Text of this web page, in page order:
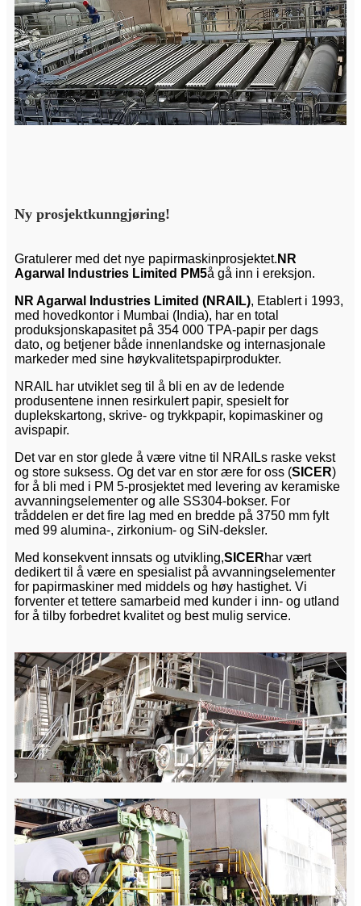
Ny prosjektkunngjøring!
Gratulerer med det nye papirmaskinprosjektet. NR
Agarwal Industries Limited PM5å gå inn i ereksjon.
NR Agarwal Industries Limited (NRAIL), Etablert i 1993,
med hovedkontor i Mumbai (India), har en total
produksjonskapasitet på 354 000 TPA-papir per dags
dato, og betjener både innenlandske og internasjonale
markeder med sine høykvalitetspapirprodukter.
NRAIL har utviklet seg til å bli en av de ledende
produsentene innen resirkulert papir, spesielt for
duplekskartong, skrive- og trykkpapir, kopimaskiner og
avispapir.
Det var en stor glede å være vitne til NRAILs raske vekst
og store suksess. Og det var en stor ære for oss (SICER)
for å bli med i PM 5-prosjektet med levering av keramiske
avvanningselementer og alle SS304-bokser. For
tråddelen er det fire lag med en bredde på 3750 mm fylt
med 99 alumina-, zirkonium- og SiN-deksler.
Med konsekvent innsats og utvikling,SICERhar vært
dedikert til å være en spesialist på avvanningselementer
for papirmaskiner med middels og høy hastighet. Vi
forventer et tettere samarbeid med kunder i inn- og utland
for å tilby forbedret kvalitet og best mulig service.